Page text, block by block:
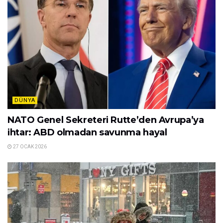
DÜNYA
NATO Genel Sekreteri Rutte’den Avrupa’ya
ihtar: ABD olmadan savunma hayal
27 OCAK 2026